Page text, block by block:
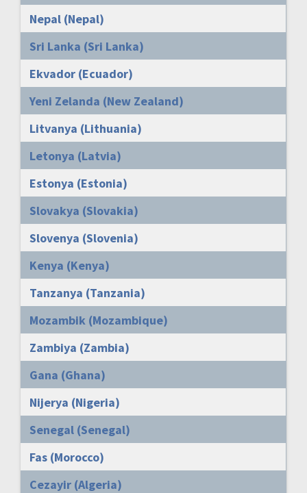
Nepal (Nepal)
Sri Lanka (Sri Lanka)
Ekvador (Ecuador)
Yeni Zelanda (New Zealand)
Litvanya (Lithuania)
Letonya (Latvia)
Estonya (Estonia)
Slovakya (Slovakia)
Slovenya (Slovenia)
Kenya (Kenya)
Tanzanya (Tanzania)
Mozambik (Mozambique)
Zambiya (Zambia)
Gana (Ghana)
Nijerya (Nigeria)
Senegal (Senegal)
Fas (Morocco)
Cezayir (Algeria)